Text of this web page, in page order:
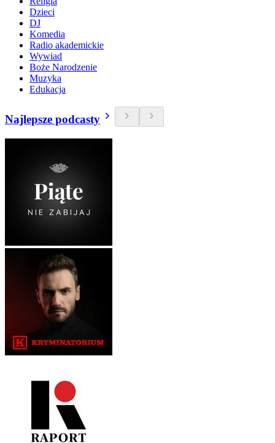
Dzieci
DJ
Komedia
Radio akademickie
Wywiad
Boże Narodzenie
Muzyka
Edukacja
Najlepsze podcasty